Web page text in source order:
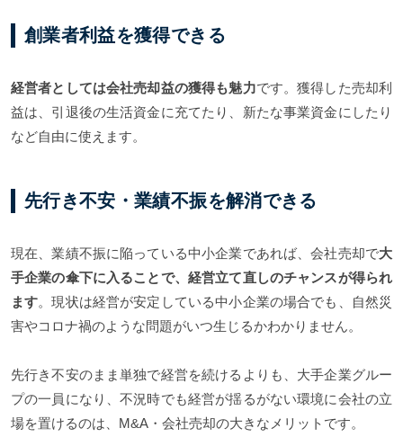
創業者利益を獲得できる
経営者としては会社売却益の獲得も魅力です。獲得した売却利
益は、引退後の生活資金に充てたり、新たな事業資金にしたり
など自由に使えます。
先行き不安・業績不振を解消できる
現在、業績不振に陥っている中小企業であれば、会社売却で大
手企業の傘下に入ることで、経営立て直しのチャンスが得られ
ます。現状は経営が安定している中小企業の場合でも、自然災
害やコロナ禍のような問題がいつ生じるかわかりません。
先行き不安のまま単独で経営を続けるよりも、大手企業グルー
プの一員になり、不況時でも経営が揺るがない環境に会社の立
場を置けるのは、M&A・会社売却の大きなメリットです。